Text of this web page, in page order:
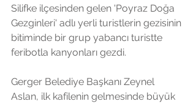
Silifke ilçesinden gelen 'Poyraz Doğa
Gezginleri' adlı yerli turistlerin gezisinin
bitiminde bir grup yabancı turistte
feribotla kanyonları gezdi.
Gerger Belediye Başkanı Zeynel
Aslan, ilk kafilenin gelmesinde büyük